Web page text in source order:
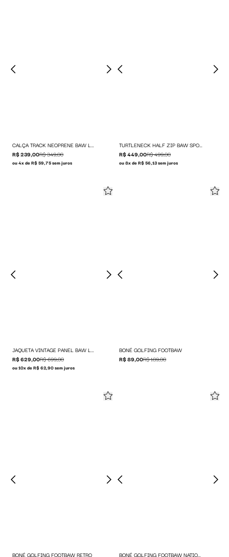
CALÇA TRACK NEOPRENE BAW LEAGUE
R$ 239,00R$ 349,00
ou 4x de R$ 59,75 sem juros
TURTLENECK HALF ZIP BAW SPORT ICON
R$ 449,00R$ 499,00
ou 8x de R$ 56,13 sem juros
JAQUETA VINTAGE PANEL BAW LEAGUE
R$ 629,00R$ 699,00
ou 10x de R$ 62,90 sem juros
BONÉ GOLFING FOOTBAW
R$ 89,00R$ 189,00
BONÉ GOLFING FOOTBAW RETRO BONÉ GOLFING FOOTBAW NATIONS